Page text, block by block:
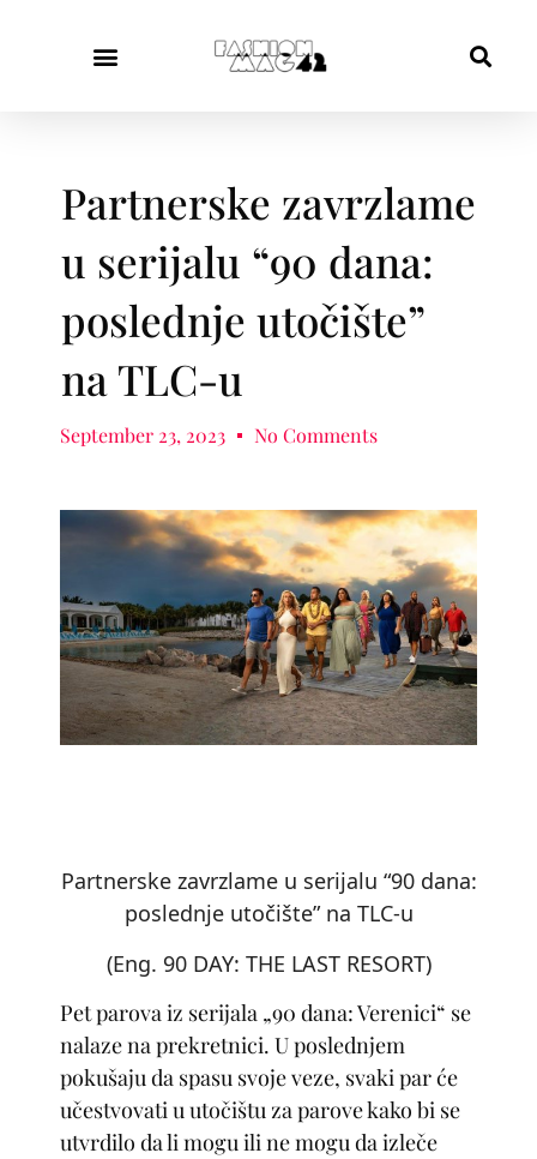
Partnerske zavrzlame
u serijalu “90 dana:
poslednje utočište”
na TLC-u
September 23, 2023 No Comments
Partnerske zavrzlame u serijalu “90 dana:
poslednje utočište” na TLC-u
(Eng. 90 DAY: THE LAST RESORT)
Pet parova iz serijala „90 dana: Verenici“ se
nalaze na prekretnici. U poslednjem
pokušaju da spasu svoje veze, svaki par će
učestvovati u utočištu za parove kako bi se
utvrdilo da li mogu ili ne mogu da izleče